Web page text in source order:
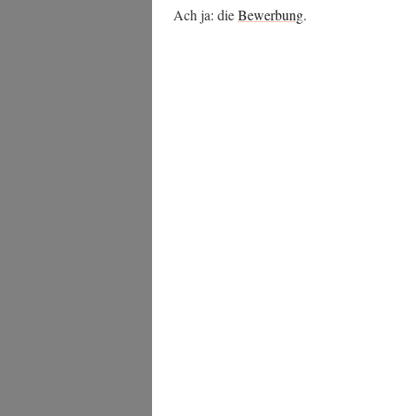
Ach ja: dieBewer­bung.